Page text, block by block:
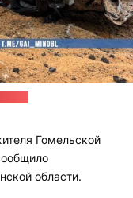
Гомельской
области.